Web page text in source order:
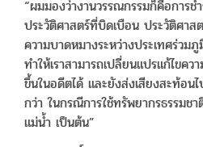
“ผมมองว่างานวรรณกรรมก็คือการช
ประวัติศาสตร์ที่บิดเบือน ประวัติศาส
ความบาดหมางระหว่างประเทศร่วม
ทำให้เราสามารถเปลี่ยนแปรแก้ไขค
ขึ้นในอดีตได้ และยังส่งเสียงสะท้อน
กว่า ในกรณีการใช้ทรัพยากรธรรมชา
แม่น้ำ เป็นต้น”